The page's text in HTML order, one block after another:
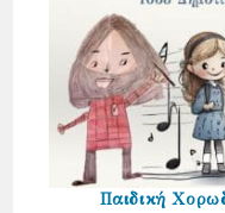
Παιδική